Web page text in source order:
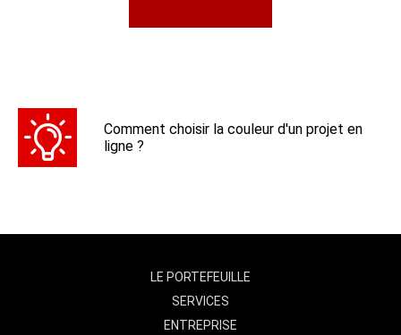
Comment choisir la couleur d'un projet en
ligne ?
LE PORTEFEUILLE
SERVICES
ENTREPRISE